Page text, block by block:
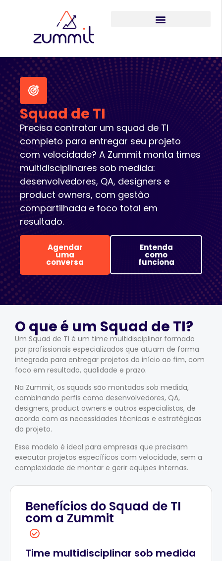
Squad de TI
Precisa contratar um squad de TI
completo para entregar seu projeto
com velocidade? A Zummit monta times
multidisciplinares sob medida:
desenvolvedores, QA, designers e
product owners, com gestão
compartilhada e foco total em
resultado.
Agendar
uma
conversa
Entenda
como
funciona
O que é um Squad de TI?
Um Squad de TI é um time multidisciplinar formado
por profissionais especializados que atuam de forma
integrada para entregar projetos do início ao fim, com
foco em resultado, qualidade e prazo.
Na Zummit, os squads são montados sob medida,
combinando perfis como desenvolvedores, QA,
designers, product owners e outros especialistas, de
acordo com as necessidades técnicas e estratégicas
do projeto.
Esse modelo é ideal para empresas que precisam
executar projetos específicos com velocidade, sem a
complexidade de montar e gerir equipes internas.
Benefícios do Squad de TI
com a Zummit
Time multidisciplinar sob medida